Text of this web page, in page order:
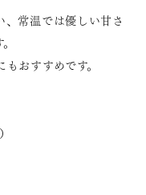
、常温では優しい甘さ
おすすめです。